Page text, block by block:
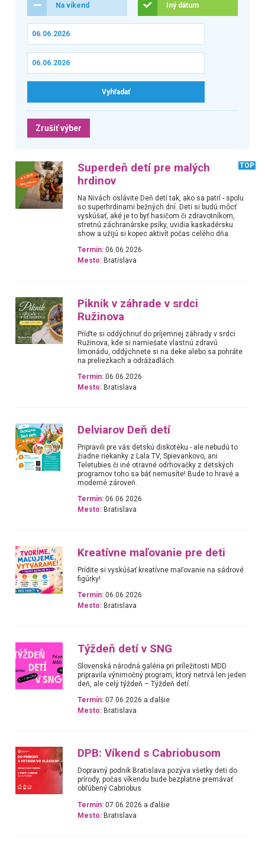
Na víkend Iný dátum
Zrušiť výber
Superdeň detí pre malých
hrdinov
TOP
Na Nivách oslávite Deň detí tak, ako sa patrí - spolu
so superhrdinami bežných dní. Deti si budú môcť
vyskúšať, aké je to byť hasičom či zdravotníkom,
stretnú záchranárske psíky, uvidia kaskadérsku
show a užijú si kopec aktivít počas celého dňa.
Termín: 06.06.2026
Mesto: Bratislava
Piknik v záhrade v srdci
Ružinova
Príďte si oddýchnuť do príjemnej záhrady v srdci
Ružinova, kde si namiešate vlastnú zdravú
limonádu, oddýchnete si na deke alebo sa pohráte
na preliezkach a odrážadlách.
Termín: 06.06.2026
Mesto: Bratislava
Delviarov Deň detí
Pripravili pre vás detskú diskotéku - ale nebudú to
žiadne riekanky z Lala TV, Spievankovo, ani
Teletubies či iné otravné odrhovačky z detských
programov toho sa báť nemusíte! Bude to hravé a
moderné zároveň.
Termín: 06.06.2026
Mesto: Bratislava
Kreatívne maľovanie pre deti
Prídite si vyskúšať kreatívne maľovanie na sádrové
figúrky!
Termín: 06.06.2026
Mesto: Bratislava
Týždeň detí v SNG
Slovenská národná galéria pri príležitosti MDD
pripravila výnimočný program, ktorý netrvá len jeden
deň, ale celý týždeň – Týždeň detí.
Termín: 07.06.2026 a ďalšie
Mesto: Bratislava
DPB: Víkend s Cabriobusom
Dopravný podnik Bratislava pozýva všetky deti do
prírody, počas víkendu bude bezplatne premávať
obľúbený Cabriobus
Termín: 07.06.2026 a ďalšie
Mesto: Bratislava